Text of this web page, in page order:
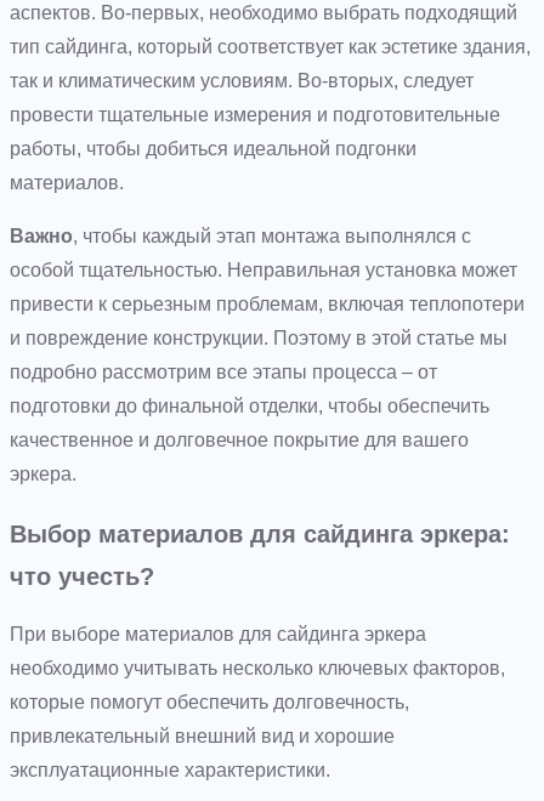
аспектов. Во-первых, необходимо выбрать подходящий
тип сайдинга, который соответствует как эстетике здания,
так и климатическим условиям. Во-вторых, следует
провести тщательные измерения и подготовительные
работы, чтобы добиться идеальной подгонки
материалов.
Важно, чтобы каждый этап монтажа выполнялся с
особой тщательностью. Неправильная установка может
привести к серьезным проблемам, включая теплопотери
и повреждение конструкции. Поэтому в этой статье мы
подробно рассмотрим все этапы процесса – от
подготовки до финальной отделки, чтобы обеспечить
качественное и долговечное покрытие для вашего
эркера.
Выбор материалов для сайдинга эркера:
что учесть?
При выборе материалов для сайдинга эркера
необходимо учитывать несколько ключевых факторов,
которые помогут обеспечить долговечность,
привлекательный внешний вид и хорошие
эксплуатационные характеристики.